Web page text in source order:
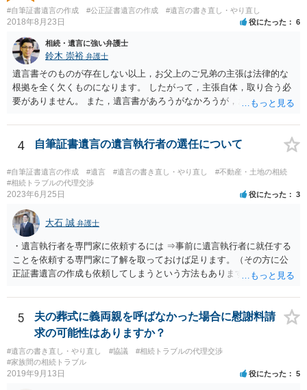
#自筆証書遺言の作成 #公正証書遺言の作成 #遺言の書き直し・やり直し
2018年8月23日 役にたった 6
相続・遺言に強い弁護士
鈴木 崇裕 弁護士
遺言書そのものが存在しない以上，お父上のご兄弟の主張は法律的な
根拠を全く欠くものになります。 したがって，主張自体，取り合う必
要がありません。 また，遺言書があろうがなかろうが，お父上のご兄
ご回答にもありますが， 代理人弁護士をたてて，その弁護士から相手
方に対して， ・相続に関する主張は法的根拠がなく，一切応じないこ
と ・今後一切の連絡をしてこないでほしいこと ・連絡を継続してくる
ようであれば警察への通報や法的措置も辞さないこと などを記載した
書面を発送してもらうことがよろしいように思います。
4 自筆証書遺言の遺言執行者の選任について
#自筆証書遺言の作成 #遺言 #遺言の書き直し・やり直し
#不動産・土地の相続
#相続トラブルの代理交渉
2023年6月25日 役にたった 3
大石 誠 弁護士
・遺言執行者を専門家に依頼するには ⇒事前に遺言執行者に就任する
ことを依頼する専門家に了解を取っておけば足ります。（その方に公
正証書遺言の作成も依頼してしまうという方法もあります） 事前に了
ません。 遺言執行者に就任し、遺言執行が完了したときの報酬だけ、
弁護士費用としてかかります。 ・亡くなった際に、法務局に預けた自
筆証書遺言の存在を親族がなかったものにされる可能性 ⇒自筆の遺言
書を法務局に保管した場合、死亡後、法務局に遺言書の有無を照会す
ることになりますので、「法務局に預けた自筆証書遺言の存在を親族
がなかったもの」にすることはできません。 存在をなかったものにす
5
夫の葬式に義両親を呼ばなかった場合に慰謝料請
求の可能性はありますか？
#遺言の書き直し・やり直し #協議
#相続トラブルの代理交渉
#家族間の相続トラブル
2019年9月13日 役にたった 5